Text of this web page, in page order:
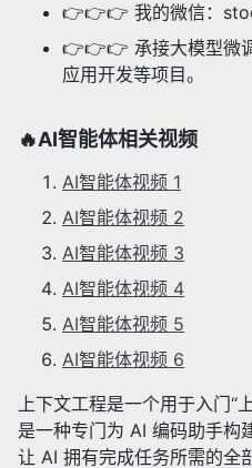
👉👉👉 我的微信：
👉👉👉 承接大模型微
应用开发等项目。
🔥AI智能体相关视频
AI智能体视频 1
AI智能体视频 2
AI智能体视频 3
AI智能体视频 4
AI智能体视频 5
AI智能体视频 6
上下文工程是一个用于入门
是一种专门为 AI 编码助手构
让 AI 拥有完成任务所需的全